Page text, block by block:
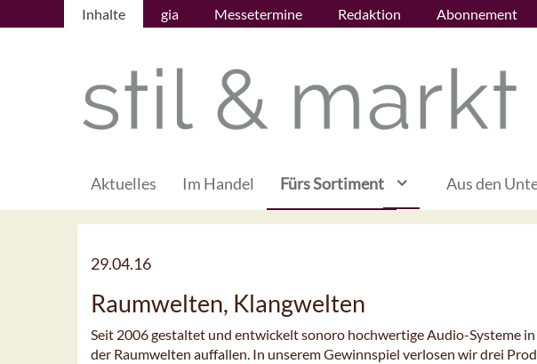
Inhalte gia Messetermine Redaktion Abonnement
Aktuelles Im Handel Fürs Sortiment Aus den
29.04.16
Raumwelten, Klangwelten
Seit 2006 gestaltet und entwickelt sonoro hochwertige Audio-Systeme
der Raumwelten auffallen. In unserem Gewinnspiel verlosen wir drei